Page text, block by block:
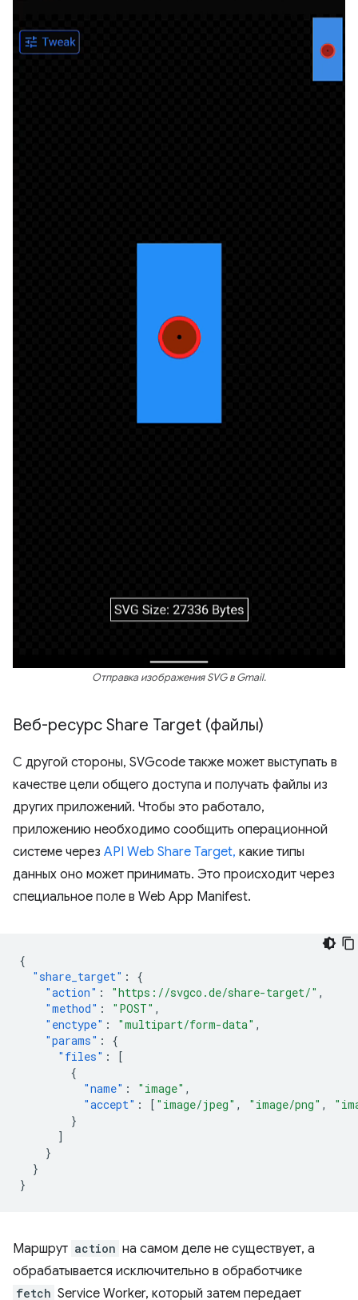
Отправка изображения SVG в Gmail.
Веб-ресурс Share Target (файлы)
С другой стороны, SVGcode также может выступать в
качестве цели общего доступа и получать файлы из
других приложений. Чтобы это работало,
приложению необходимо сообщить операционной
системе через API Web Share Target, какие типы
данных оно может принимать. Это происходит через
специальное поле в Web App Manifest.
{
"share_target" :
{
"action" : "https://svgco.de/share-target/" ,
"method" : "POST" ,
"enctype" : "multipart/form-data" ,
"params" :
{
"files" :
[
{
"name" : "image" ,
"accept" : [ "image/jpeg" , "image/png" ,
}
]
}
}
}
Маршрут action на самом деле не существует, а
обрабатывается исключительно в обработчике
fetch Service Worker, который затем передает